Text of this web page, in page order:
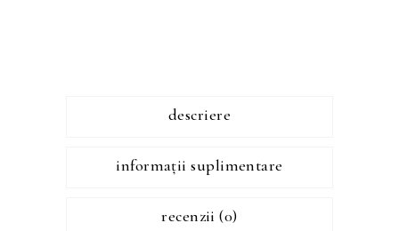
descriere
informații suplimentare
recenzii (0)